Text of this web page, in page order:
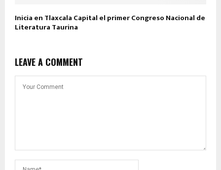
Inicia en Tlaxcala Capital el primer Congreso Nacional de
Literatura Taurina
LEAVE A COMMENT